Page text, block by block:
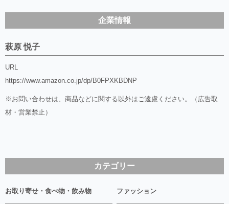
企業情報
萩原 悦子
URL
https://www.amazon.co.jp/dp/B0FPXKBDNP
※お問い合わせは、商品などに関する以外はご遠慮ください。（広告取
材・営業禁止）
カテゴリー
お取り寄せ・食べ物・飲み物 ファッション